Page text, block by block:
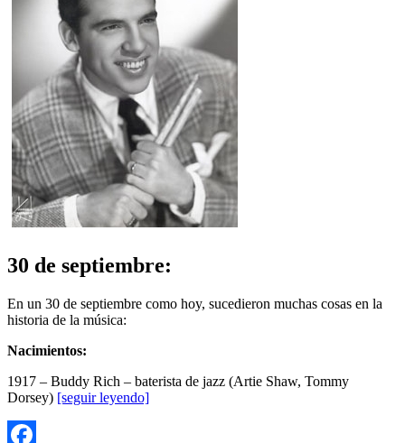
30 de septiembre:
En un 30 de septiembre como hoy, sucedieron muchas cosas en la
historia de la música:
Nacimientos:
1917 – Buddy Rich – baterista de jazz (Artie Shaw, Tommy
Dorsey) [seguir leyendo]